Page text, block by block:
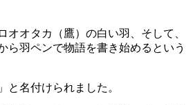
オオタカ（鷹）の白い羽、そして、
ら羽ペンで物語を書き始めるという
と名付けられました。